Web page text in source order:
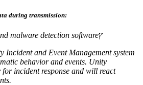
during transmission:
malware detection softwareץ
Incident and Event Management system
behavior and events. Unity
incident response and will react